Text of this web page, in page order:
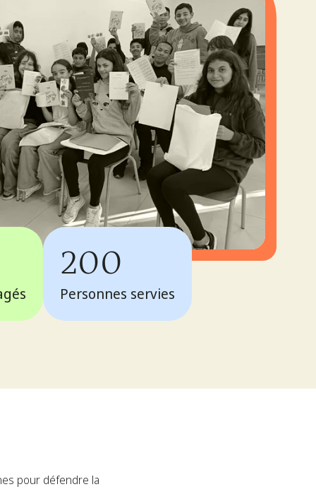
200
Personnes servies
pour défendre la